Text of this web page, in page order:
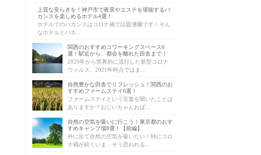
上質な安らぎを！神戸市で夜景やエステを堪能するバ
カンスを楽しめるホテル4選！
ホテルでのバカンスはコロナ禍で話題沸騰です！そん
なホテルとバカ...
関西のおすすめコワーキングスペース6
選！駅近から、都会を離れた田舎まで！
2020年から世界的に流行した新型コロナ
ウィルス、2021年時点ではま...
自然豊かな田舎でリフレッシュ！関西のお
すすめファームステイ6選！
ファームステイという言葉を聞いたことは
ありますか？おじいちゃんおば...
自然の空気を吸いに行こう！東京都のおす
すめキャンプ場8選！【前編】
外に出て自然の空気を吸いたい！特にコロ
ナ禍が続くいま、そう思われる...